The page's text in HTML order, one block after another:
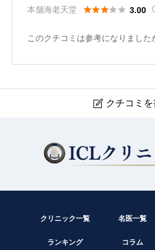
せるだけ来させて薬も処方せず「
まり感心しないので☆３。（
本舗海老天堂
 3.00
このクチコミは参考になりました
 クチコミを
現在クチコミは投稿
クリニック一覧 名医一覧
ランキング コラム